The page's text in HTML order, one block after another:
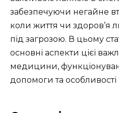
забезпечуючи негайне
коли життя чи здоров’я
під загрозою. В цьому
основні аспекти цієї
медицини,
допомоги та особливості